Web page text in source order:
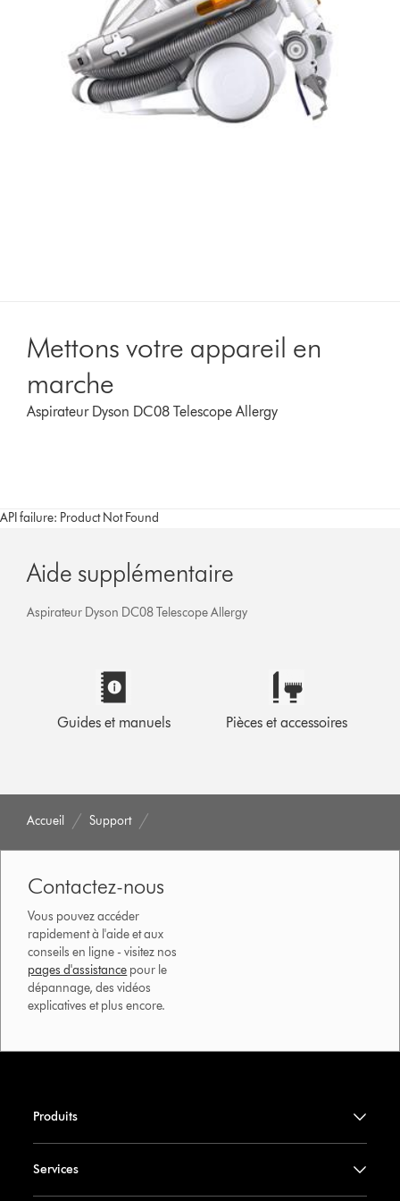
Mettons votre appareil en
marche
Aspirateur Dyson DC08 Telescope Allergy
API failure: Product Not Found
Aide supplémentaire
Aspirateur Dyson DC08 Telescope Allergy
Guides et manuels Pièces et accessoires
Accueil Support
Contactez-nous
Vous pouvez accéder
rapidement à l'aide et aux
conseils en ligne - visitez nos
pages d'assistance pour le
dépannage, des vidéos
explicatives et plus encore.
Produits
Services